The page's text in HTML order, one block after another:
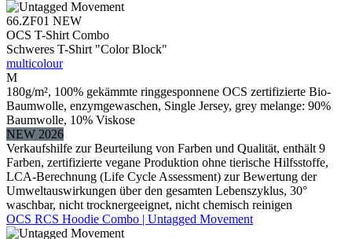
66.ZF01 NEW
OCS T-Shirt Combo
Schweres T-Shirt "Color Block"
multicolour
M
180g/m², 100% gekämmte ringgesponnene OCS zertifizierte Bio-
Baumwolle, enzymgewaschen, Single Jersey, grey melange: 90%
Baumwolle, 10% Viskose
NEW 2026
Verkaufshilfe zur Beurteilung von Farben und Qualität, enthält 9
Farben, zertifizierte vegane Produktion ohne tierische Hilfsstoffe,
LCA-Berechnung (Life Cycle Assessment) zur Bewertung der
Umweltauswirkungen über den gesamten Lebenszyklus, 30°
waschbar, nicht trocknergeeignet, nicht chemisch reinigen
OCS RCS Hoodie Combo | Untagged Movement